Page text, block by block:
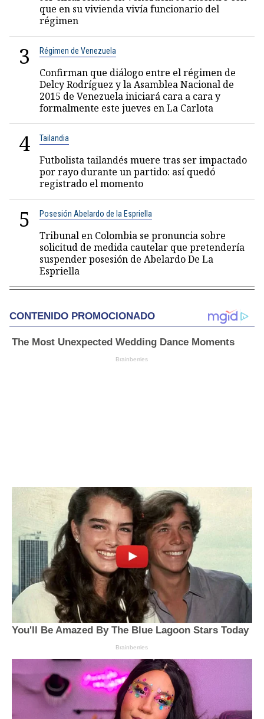
que en su vivienda vivía funcionario del
régimen
3 Régimen de Venezuela
Confirman que diálogo entre el régimen de
Delcy Rodríguez y la Asamblea Nacional de
2015 de Venezuela iniciará cara a cara y
formalmente este jueves en La Carlota
4 Tailandia
Futbolista tailandés muere tras ser impactado
por rayo durante un partido: así quedó
registrado el momento
5 Posesión Abelardo de la Espriella
Tribunal en Colombia se pronuncia sobre
solicitud de medida cautelar que pretendería
suspender posesión de Abelardo De La
Espriella